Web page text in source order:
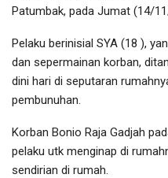
Patumbak, pada Jumat (14/
Pelaku berinisial SYA (18 ),
dan sepermainan korban,
dini hari di seputaran
pembunuhan.
Korban Bonio Raja Gadjah
pelaku utk menginap di
sendirian di rumah.